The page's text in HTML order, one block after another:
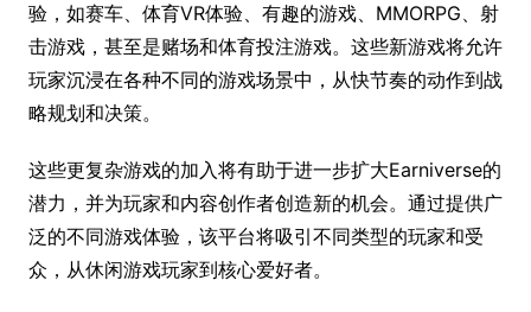
验，如赛车、体育VR体验、有趣的游戏、MMORPG、射
击游戏，甚至是赌场和体育投注游戏。这些新游戏将允许
玩家沉浸在各种不同的游戏场景中，从快节奏的动作到战
略规划和决策。
这些更复杂游戏的加入将有助于进一步扩大Earniverse的
潜力，并为玩家和内容创作者创造新的机会。通过提供广
泛的不同游戏体验，该平台将吸引不同类型的玩家和受
众，从休闲游戏玩家到核心爱好者。